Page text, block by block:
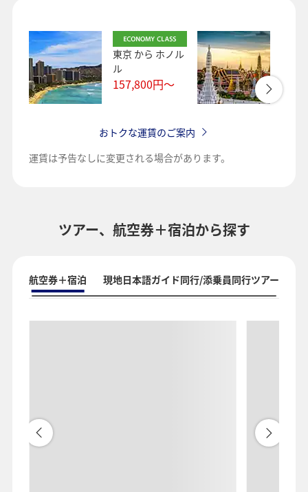
東京 から ホノル
ル
157,800円～
おトクな運賃のご案内
運賃は予告なしに変更される場合があります。
ツアー、航空券＋宿泊から探す
航空券＋宿泊 現地日本語ガイド同行/添乗員同行ツアー